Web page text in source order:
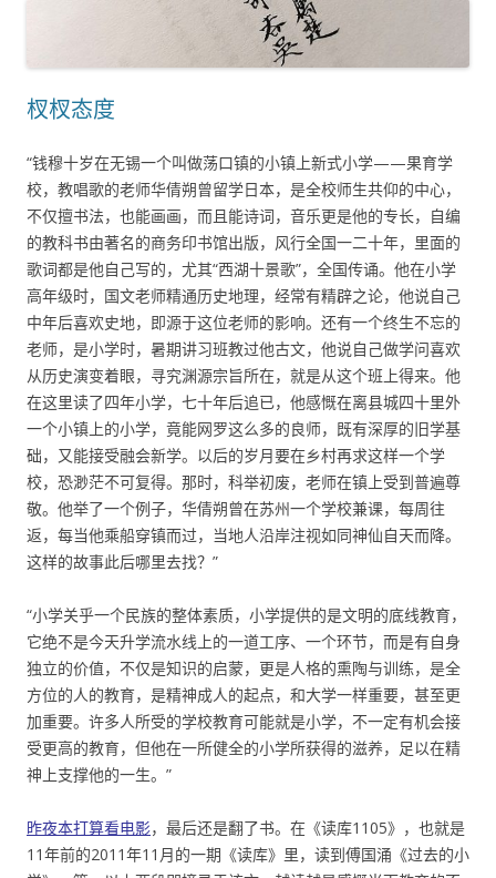
杈杈态度
“钱穆十岁在无锡一个叫做荡口镇的小镇上新式小学——果育学
校，教唱歌的老师华倩朔曾留学日本，是全校师生共仰的中心，
不仅擅书法，也能画画，而且能诗词，音乐更是他的专长，自编
的教科书由著名的商务印书馆出版，风行全国一二十年，里面的
歌词都是他自己写的，尤其“西湖十景歌”，全国传诵。他在小学
高年级时，国文老师精通历史地理，经常有精辟之论，他说自己
中年后喜欢史地，即源于这位老师的影响。还有一个终生不忘的
老师，是小学时，暑期讲习班教过他古文，他说自己做学问喜欢
从历史演变着眼，寻究渊源宗旨所在，就是从这个班上得来。他
在这里读了四年小学，七十年后追已，他感慨在离县城四十里外
一个小镇上的小学，竟能网罗这么多的良师，既有深厚的旧学基
础，又能接受融会新学。以后的岁月要在乡村再求这样一个学
校，恐渺茫不可复得。那时，科举初废，老师在镇上受到普遍尊
敬。他举了一个例子，华倩朔曾在苏州一个学校兼课，每周往
返，每当他乘船穿镇而过，当地人沿岸注视如同神仙自天而降。
这样的故事此后哪里去找？”
“小学关乎一个民族的整体素质，小学提供的是文明的底线教育，
它绝不是今天升学流水线上的一道工序、一个环节，而是有自身
独立的价值，不仅是知识的启蒙，更是人格的熏陶与训练，是全
方位的人的教育，是精神成人的起点，和大学一样重要，甚至更
加重要。许多人所受的学校教育可能就是小学，不一定有机会接
受更高的教育，但他在一所健全的小学所获得的滋养，足以在精
神上支撑他的一生。”
昨夜本打算看电影，最后还是翻了书。在《读库1105》，也就是
11年前的2011年11月的一期《读库》里，读到傅国涌《过去的小